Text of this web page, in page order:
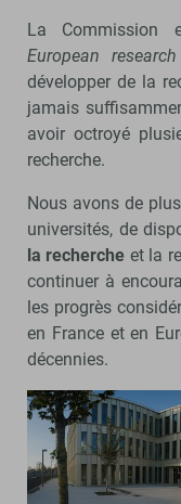
La Commission
European
développer de la
jamais
avoir octroyé
recherche.
Nous avons de
universités, de
la recherche et la
continuer à
les progrès
en France et en
décennies.